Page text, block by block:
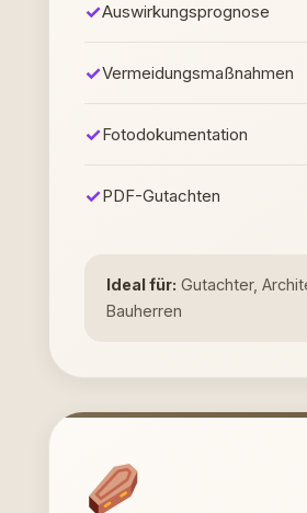
Auswirkungsprognose
Vermeidungsmaßnahmen
Fotodokumentation
PDF-Gutachten
Ideal für: Gutachter,
Bauherren